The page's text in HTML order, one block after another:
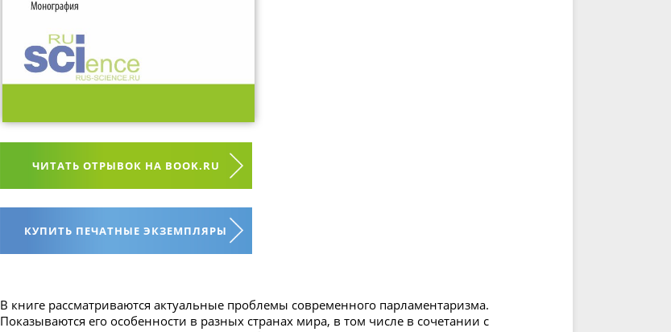
ЧИТАТЬ ОТРЫВОК НА BOOK.RU
КУПИТЬ ПЕЧАТНЫЕ ЭКЗЕМПЛЯРЫ
В книге рассматриваются актуальные проблемы современного парламентаризма.
Показываются его особенности в разных странах мира, в том числе в сочетании с